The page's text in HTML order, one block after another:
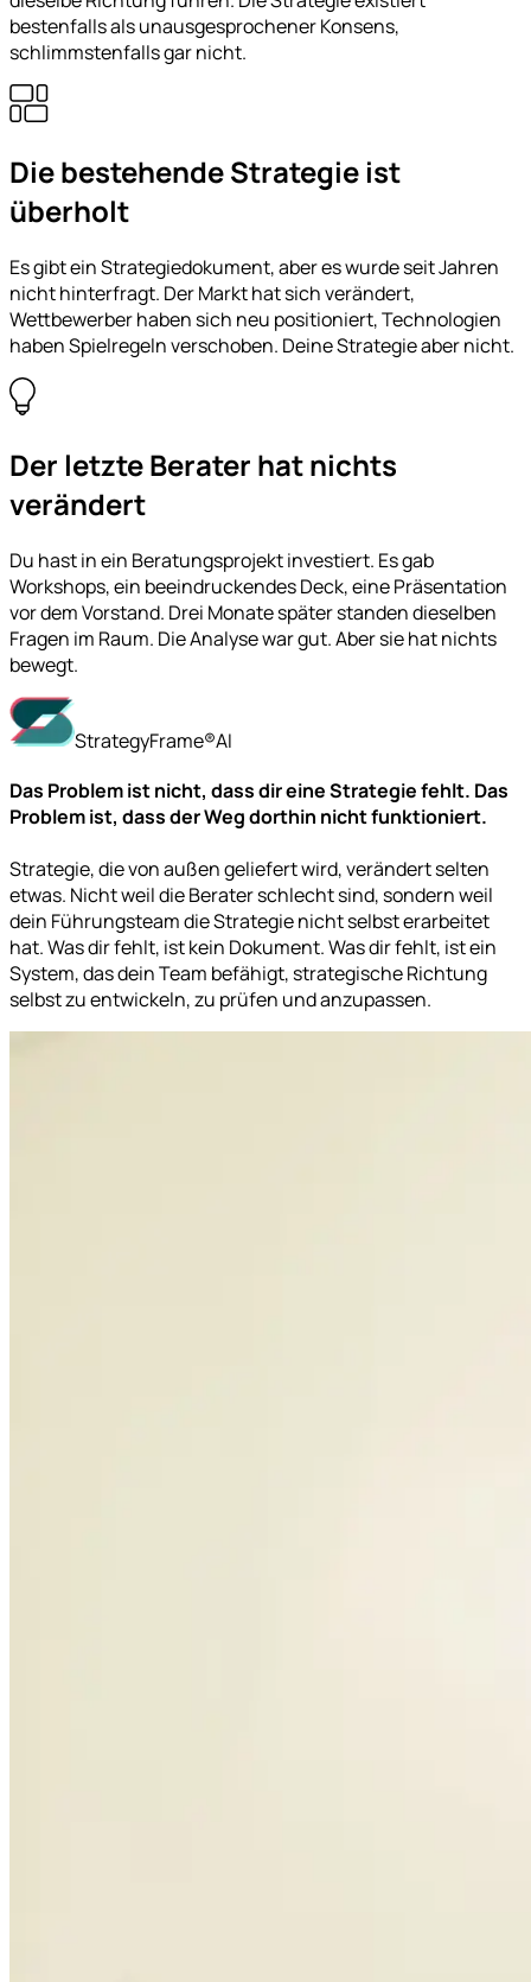
bestenfalls als unausgesprochener Konsens,
schlimmstenfalls gar nicht.
Die bestehende Strategie ist
überholt
Es gibt ein Strategiedokument, aber es wurde seit Jahren
nicht hinterfragt. Der Markt hat sich verändert,
Wettbewerber haben sich neu positioniert, Technologien
haben Spielregeln verschoben. Deine Strategie aber nicht.
Der letzte Berater hat nichts
verändert
Du hast in ein Beratungsprojekt investiert. Es gab
Workshops, ein beeindruckendes Deck, eine Präsentation
vor dem Vorstand. Drei Monate später standen dieselben
Fragen im Raum. Die Analyse war gut. Aber sie hat nichts
bewegt.
StrategyFrame®AI
Das Problem ist nicht, dass dir eine Strategie fehlt. Das
Problem ist, dass der Weg dorthin nicht funktioniert.
Strategie, die von außen geliefert wird, verändert selten
etwas. Nicht weil die Berater schlecht sind, sondern weil
dein Führungsteam die Strategie nicht selbst erarbeitet
hat. Was dir fehlt, ist kein Dokument. Was dir fehlt, ist ein
System, das dein Team befähigt, strategische Richtung
selbst zu entwickeln, zu prüfen und anzupassen.